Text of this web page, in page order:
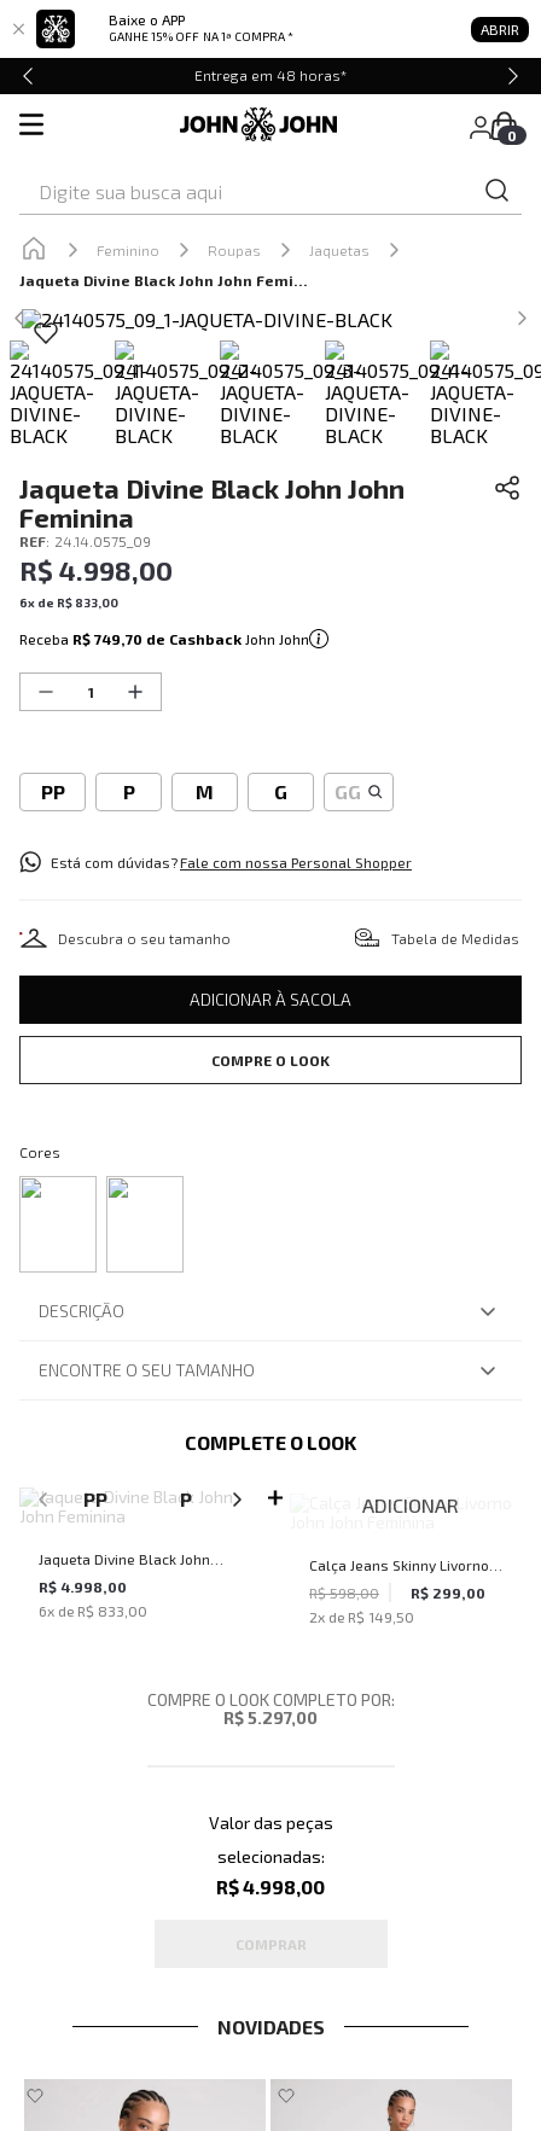
Baixe o APP
GANHE 15% OFF NA 1ª COMPRA * ABRIR
Entrega em 48 horas*
0
Feminino Roupas
Jaquetas
Jaqueta Divine Black John John Feminina
Jaqueta Divine Black John John
Feminina
REF: 24.14.0575_09
R$ 4.998,00
6x de R$ 833 00
Receba R$ 749,70 de Cashback John John
PP P M G GG
Está com dúvidas?Fale com nossa Personal Shopper
Descubra o seu tamanho Tabela de Medidas
ADICIONAR À SACOLA
COMPRE O LOOK
Cores
DESCRIÇÃO
ENCONTRE O SEU TAMANHO
COMPLETE O LOOK
PP P M G
Jaqueta Divine Black John
John Feminina
R$ 4.998,00
6x de R$ 833,00
ADICIONAR
Calça Jeans Skinny Livorno
John John Feminina
R$ 598,00
R$ 299,00
2x de R$ 149,50
COMPRE O LOOK COMPLETO POR:
R$ 5.297,00
Valor das peças
selecionadas:
R$ 4.998,00
COMPRAR
NOVIDADES